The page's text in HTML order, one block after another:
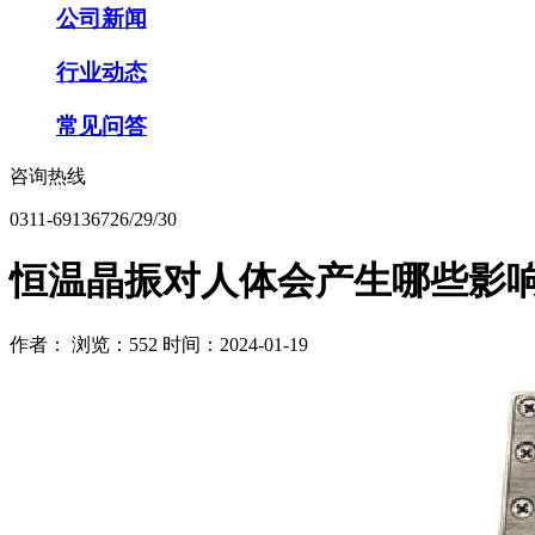
公司新闻
行业动态
常见问答
咨询热线
0311-69136726/29/30
恒温晶振对人体会产生哪些影
作者： 浏览：552 时间：2024-01-19